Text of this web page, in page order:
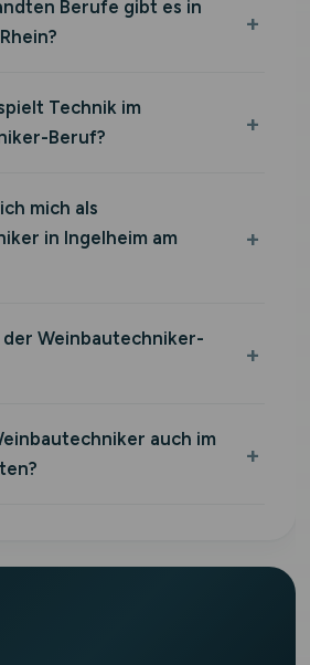
Berufe gibt es in
Technik im
Beruf?
mich als
in Ingelheim am
Weinbautechniker-
auch im